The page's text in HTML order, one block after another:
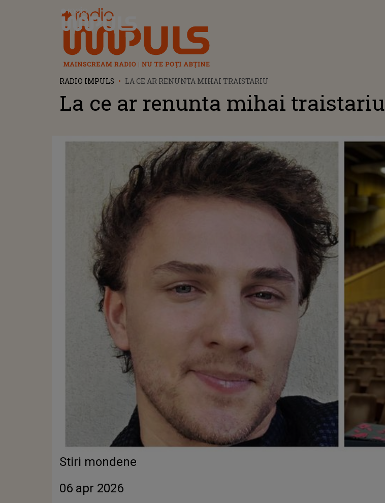
Radio Impuls
RADIO IMPULS LA CE AR RENUNTA MIHAI TRAISTARIU
La ce ar renunta mihai traistariu
Stiri mondene
06 apr 2026